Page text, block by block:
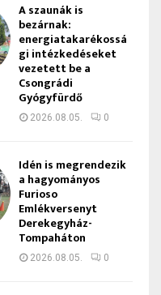
A szaunák is
bezárnak:
energiatakarékossá
gi intézkedéseket
vezetett be a
Csongrádi
Gyógyfürdő
2026.08.05. 0
Idén is megrendezik
a hagyományos
Furioso
Emlékversenyt
Derekegyház-
Tompaháton
2026.08.05. 0